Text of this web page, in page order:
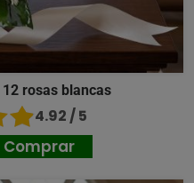
rosas blancas
4.92 / 5
Comprar